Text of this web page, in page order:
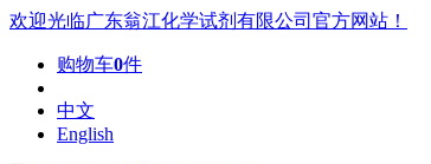
欢迎光临广东翁江化学试剂有限公司官方网站！
购物车0件
中文
English